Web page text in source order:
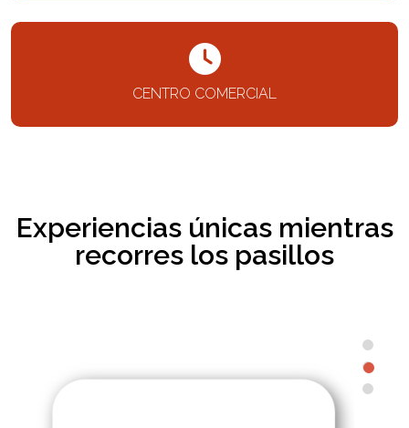
CENTRO COMERCIAL
Experiencias únicas mientras
recorres los pasillos